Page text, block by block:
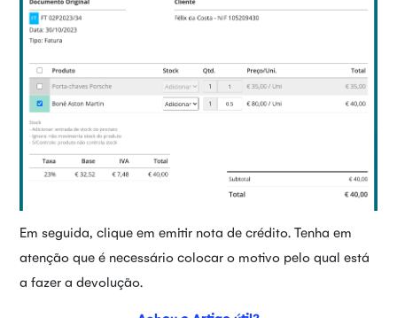
Em seguida, clique em emitir nota de crédito. Tenha em
atenção que é necessário colocar o motivo pelo qual está
a fazer a devolução.